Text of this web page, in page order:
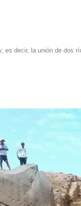
es decir, la unión de dos